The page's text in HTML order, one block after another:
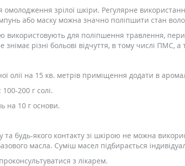
омолодження зрілої шкіри. Регулярне
або маску можна значно поліпшити стан
використовують для поліпшення травлення,
знімає різні больові відчуття, в тому числі ПМС,
олії на 15 кв. метрів приміщення додати в
200 г солі.
на 10 г основи.
будь-якого контакту зі шкірою не можна
масла. Суміш масел підбирається
з лікарем.